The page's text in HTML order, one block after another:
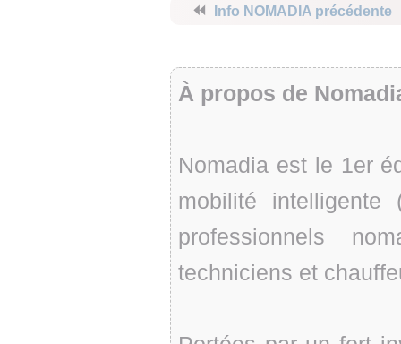
⏪ Info NOMADIA précédente
À propos de
Nomadia est le 1er
mobilité intelligente
professionnels
techniciens et